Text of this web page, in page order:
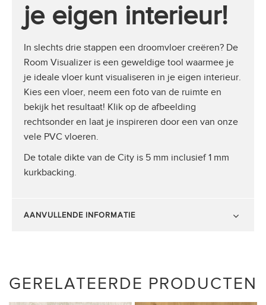
je eigen interieur!
In slechts drie stappen een droomvloer creëren? De
Room Visualizer is een geweldige tool waarmee je
je ideale vloer kunt visualiseren in je eigen interieur.
Kies een vloer, neem een foto van de ruimte en
bekijk het resultaat! Klik op de afbeelding
rechtsonder en laat je inspireren door een van onze
vele PVC vloeren.
De totale dikte van de City is 5 mm inclusief 1 mm
kurkbacking.
AANVULLENDE INFORMATIE
GERELATEERDE PRODUCTEN